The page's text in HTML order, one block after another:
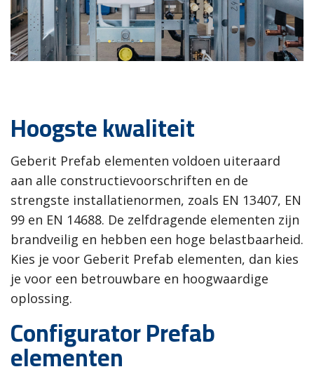
Hoogste kwaliteit
Geberit Prefab elementen voldoen uiteraard
aan alle constructievoorschriften en de
strengste installatienormen, zoals EN 13407, EN
99 en EN 14688. De zelfdragende elementen zijn
brandveilig en hebben een hoge belastbaarheid.
Kies je voor Geberit Prefab elementen, dan kies
je voor een betrouwbare en hoogwaardige
oplossing.
Configurator Prefab
elementen